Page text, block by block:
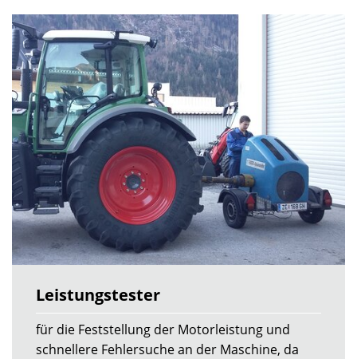
Leistungstester
für die Feststellung der Motorleistung und
schnellere Fehlersuche an der Maschine, da